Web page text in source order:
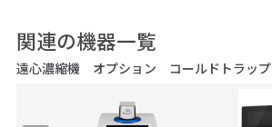
関連の機器一覧
遠心濃縮機 オプション コールドトラップ